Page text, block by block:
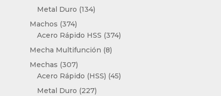
producto
Metal Duro 134134
Machos 374374
productos
Acero Rápido HSS 374374
Mecha Multifunción 88
Mechas 307307
productos
Acero Rápido (HSS) 4545
Metal Duro 227227